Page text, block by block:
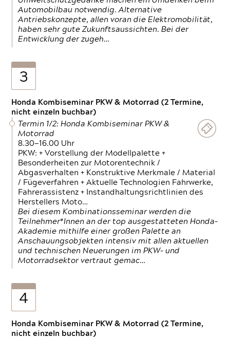
Automobilbau notwendig. Alternative
Antriebskonzepte, allen voran die Elektromobilität,
haben sehr gute Zukunftsaussichten. Bei der
Entwicklung der zugeh…
3
Honda Kombiseminar PKW & Motorrad (2 Termine,
nicht einzeln buchbar)
Termin 1/2: Honda Kombiseminar PKW &
Motorrad
8.30—16.00 Uhr
PKW: + Vorstellung der Modellpalette +
Besonderheiten zur Motorentechnik /
Abgasverhalten + Konstruktive Merkmale / Material
/ Fügeverfahren + Aktuelle Technologien Fahrwerke,
Fahrerassistenz + Instandhaltungsrichtlinien des
Herstellers Moto…
Bei diesem Kombinationsseminar werden die
Teilnehmer*Innen an der top ausgestatteten Honda-
Akademie mithilfe einer großen Palette an
Anschauungsobjekten intensiv mit allen aktuellen
und technischen Neuerungen im PKW- und
Motorradsektor vertraut gemac…
4
Honda Kombiseminar PKW & Motorrad (2 Termine,
nicht einzeln buchbar)